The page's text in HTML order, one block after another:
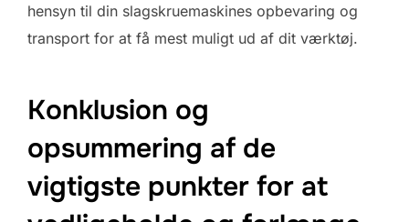
hensyn til din slagskruemaskines opbevaring og
transport for at få mest muligt ud af dit værktøj.
Konklusion og
opsummering af de
vigtigste punkter for at